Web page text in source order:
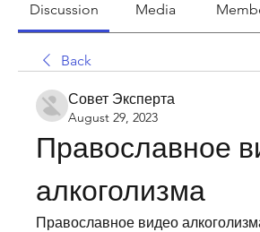
Discussion Media
Back
Совет Эксперта
August 29, 2023
Православное
алкоголизма
Православное видео